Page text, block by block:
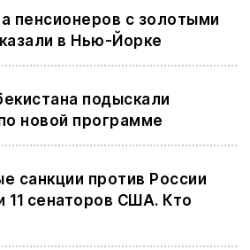
пенсионеров с золотыми
в Нью-Йорке
подыскали
новой программе
санкции против России
11 сенаторов США. Кто